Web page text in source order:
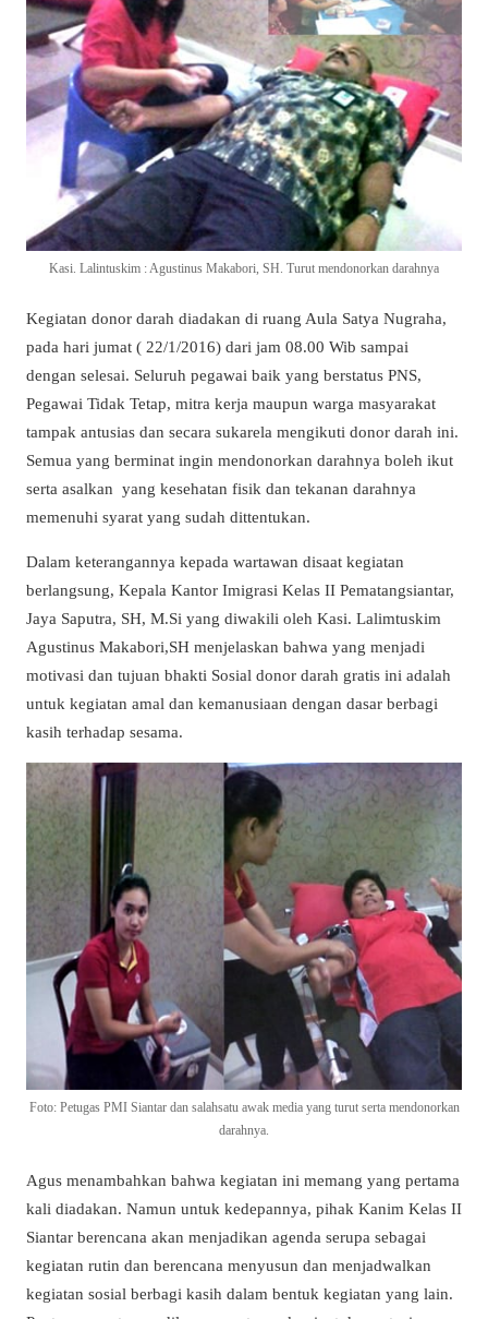
Kasi. Lalintuskim : Agustinus Makabori, SH. Turut mendonorkan darahnya
Kegiatan donor darah diadakan di ruang Aula Satya Nugraha,
pada hari jumat ( 22/1/2016) dari jam 08.00 Wib sampai
dengan selesai. Seluruh pegawai baik yang berstatus PNS,
Pegawai Tidak Tetap, mitra kerja maupun warga masyarakat
tampak antusias dan secara sukarela mengikuti donor darah ini.
Semua yang berminat ingin mendonorkan darahnya boleh ikut
serta asalkan yang kesehatan fisik dan tekanan darahnya
memenuhi syarat yang sudah dittentukan.
Dalam keterangannya kepada wartawan disaat kegiatan
berlangsung, Kepala Kantor Imigrasi Kelas II Pematangsiantar,
Jaya Saputra, SH, M.Si yang diwakili oleh Kasi. Lalimtuskim
Agustinus Makabori,SH menjelaskan bahwa yang menjadi
motivasi dan tujuan bhakti Sosial donor darah gratis ini adalah
untuk kegiatan amal dan kemanusiaan dengan dasar berbagi
kasih terhadap sesama.
Foto: Petugas PMI Siantar dan salahsatu awak media yang turut serta mendonorkan
darahnya.
Agus menambahkan bahwa kegiatan ini memang yang pertama
kali diadakan. Namun untuk kedepannya, pihak Kanim Kelas II
Siantar berencana akan menjadikan agenda serupa sebagai
kegiatan rutin dan berencana menyusun dan menjadwalkan
kegiatan sosial berbagi kasih dalam bentuk kegiatan yang lain.